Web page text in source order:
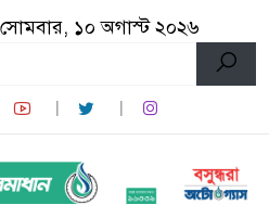
১০ অগাস্ট ২০২৬